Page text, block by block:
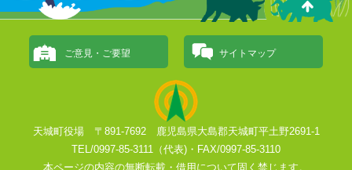
ご意見・ご要望 サイトマップ
天城町役場 〒891-7692 鹿児島県大島郡天城町平土野2691-1
TEL/0997-85-3111（代表)・FAX/0997-85-3110
本ページの内容の無断転載・借用について固く禁じます。